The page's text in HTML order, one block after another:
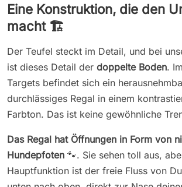
Eine Konstruktion, die den
macht 🏗️
Der Teufel steckt im Detail, und bei
ist dieses Detail der doppelte Boden.
Targets befindet sich ein
durchlässiges Regal in einem
Farbton. Das ist keine gewöhnliche
Das Regal hat Öffnungen in Form von
Hundepfoten 🐾. Sie sehen toll aus,
Hauptfunktion ist der freie Fluss von